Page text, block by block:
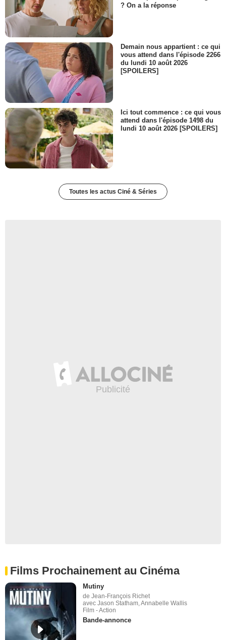
? On a la réponse
Demain nous appartient : ce qui
vous attend dans l'épisode 2266
du lundi 10 août 2026
[SPOILERS]
Ici tout commence : ce qui vous
attend dans l'épisode 1498 du
lundi 10 août 2026 [SPOILERS]
Toutes les actus Ciné & Séries
Films Prochainement au Cinéma
Mutiny
de Jean-François Richet
avec Jason Statham, Annabelle Wallis
Film - Action
Bande-annonce